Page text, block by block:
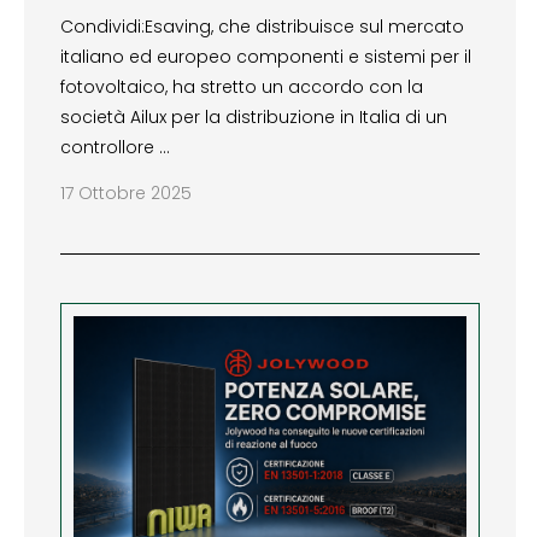
Condividi:Esaving, che distribuisce sul mercato
italiano ed europeo componenti e sistemi per il
fotovoltaico, ha stretto un accordo con la
società Ailux per la distribuzione in Italia di un
controllore …
17 Ottobre 2025